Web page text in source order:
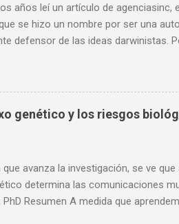
años leí un artículo de
se hizo un nombre por ser una
defensor de las ideas darwinistas.
ateísmo de algunos científicos, y
dado que la ciencia no se dedica de
científico como tal es imparcial,
a favor o en contra de la idea de un
genético y los riesgos
que avanza la investigación, se ve
determina las comunicaciones
PhD Resumen A medida que